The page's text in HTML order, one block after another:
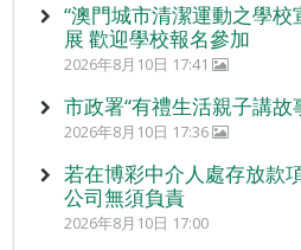
“澳門城市清潔運動之學校
展 歡迎學校報名參加
2026年8月10日 17:41
市政署“有禮生活親子講故
2026年8月10日 17:36
若在博彩中介人處存放款
公司無須負責
2026年8月10日 17:00